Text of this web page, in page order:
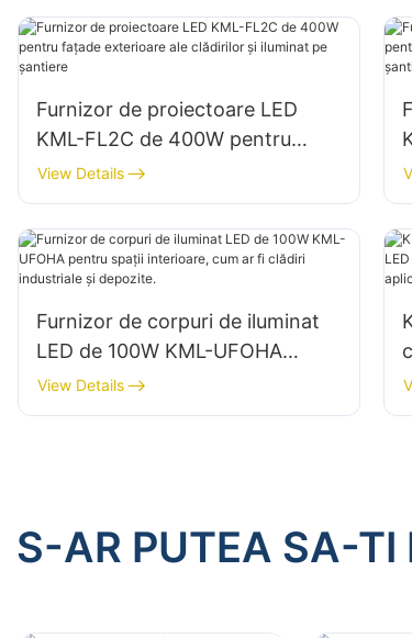
dimensiuni
Furnizor de proiectoare LED
KML-FL2C de 400W pentru
fațade exterioare ale clădirilor și
iluminat pe șantiere
View Details
Furnizor de corpuri de iluminat
LED de 100W KML-UFOHA
pentru spații interioare, cum ar fi
clădiri industriale și depozite.
View Details
S-AR PUTEA SA-TI